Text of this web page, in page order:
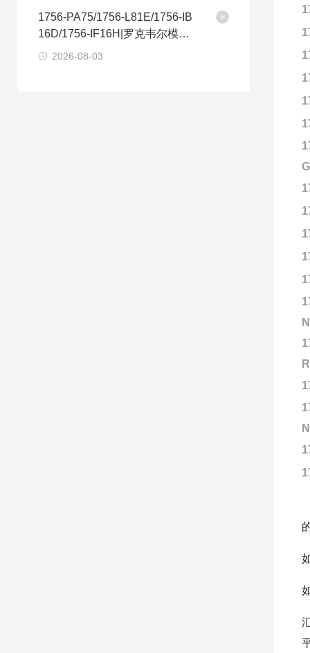
1756-PA75/1756-L81E/1756-IB
16D/1756-IF16H|罗克韦尔模块
选购建议
2026-08-03
N
R
N